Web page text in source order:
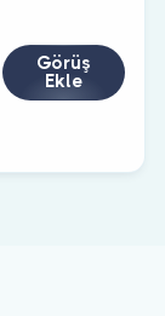
Görüş
Ekle